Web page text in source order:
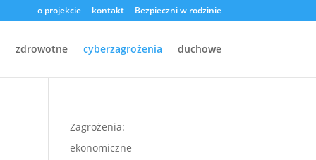
o projekcie kontakt Bezpieczni w rodzinie
zdrowotne cyberzagrożenia duchowe
Zagrożenia:
ekonomiczne